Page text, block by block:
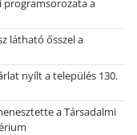
látható ősszel a
nyílt a település 130.
a Társadalmi